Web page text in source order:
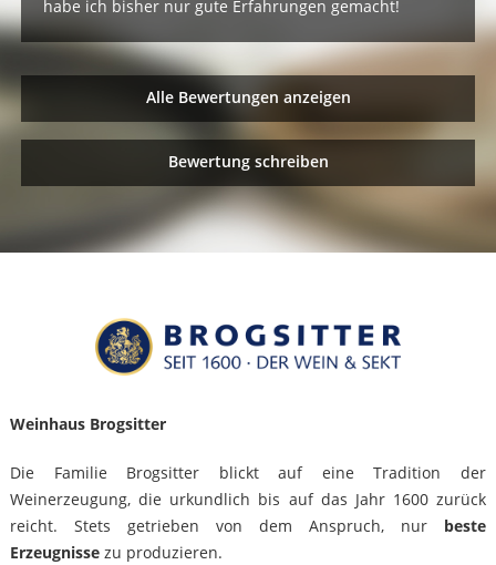
habe ich bisher nur gute Erfahrungen gemacht!
Alle Bewertungen anzeigen
Bewertung schreiben
Weinhaus Brogsitter
Die Familie Brogsitter blickt auf eine Tradition der
Weinerzeugung, die urkundlich bis auf das Jahr 1600 zurück
reicht. Stets getrieben von dem Anspruch, nur beste
Erzeugnissezu produzieren.